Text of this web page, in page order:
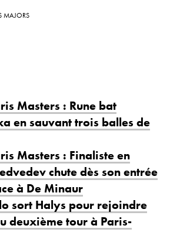
MAJORS
Masters : Rune bat
en sauvant trois balles de
Masters : Finaliste en
chute dès son entrée
à De Minaur
sort Halys pour rejoindre
deuxième tour à Paris-